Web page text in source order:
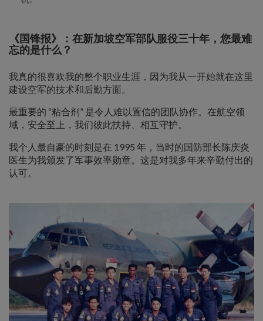
《国锋报》：在新加坡空军部队服役三十年，您最难
忘的是什么？
我真的很喜欢我的整个职业生涯，因为我从一开始就在这里
建设空军的技术和后勤方面。
最重要的 “粘合剂” 是令人难以置信的团队协作。在航空领
域，安全至上，我们彼此扶持、相互守护。
我个人最自豪的时刻是在 1995 年，当时的国防部长陈庆炎
医生为我颁发了军事效率勋章。这是对我多年来辛勤付出的
认可。